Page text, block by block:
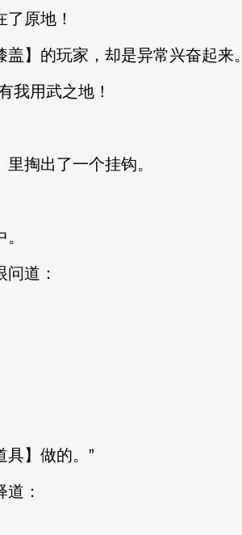
原地！
的玩家，却是异常兴奋起来。
用武之地！
掏出了一个挂钩。
道：
】做的。”
：